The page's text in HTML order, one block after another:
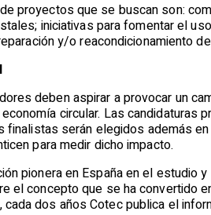
proyectos que se buscan son:
iniciativas para fomentar el
y/o reacondicionamiento
deben aspirar a provocar un
circular. Las candidaturas
finalistas serán elegidos además
para medir dicho impacto.
pionera en España en el estudio
el concepto que se ha convertido
cada dos años Cotec publica el